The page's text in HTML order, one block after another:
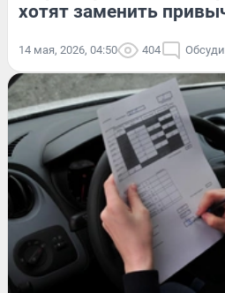
хотят заменить
14 мая, 2026, 04:50 404